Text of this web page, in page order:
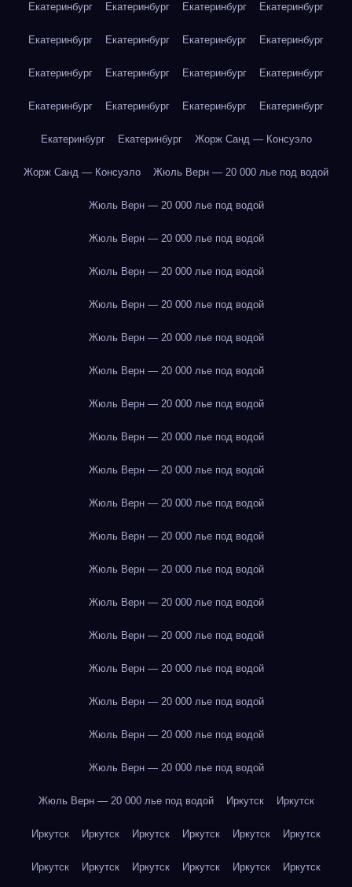
Екатеринбург Екатеринбург Екатеринбург Екатеринбург
Екатеринбург Екатеринбург Екатеринбург Екатеринбург
Екатеринбург Екатеринбург Екатеринбург Екатеринбург
Екатеринбург Екатеринбург Екатеринбург Екатеринбург
Екатеринбург Екатеринбург Жорж Санд — Консуэло
Жорж Санд — Консуэло Жюль Верн — 20 000 лье под водой
Жюль Верн — 20 000 лье под водой
Жюль Верн — 20 000 лье под водой
Жюль Верн — 20 000 лье под водой
Жюль Верн — 20 000 лье под водой
Жюль Верн — 20 000 лье под водой
Жюль Верн — 20 000 лье под водой
Жюль Верн — 20 000 лье под водой
Жюль Верн — 20 000 лье под водой
Жюль Верн — 20 000 лье под водой
Жюль Верн — 20 000 лье под водой
Жюль Верн — 20 000 лье под водой
Жюль Верн — 20 000 лье под водой
Жюль Верн — 20 000 лье под водой
Жюль Верн — 20 000 лье под водой
Жюль Верн — 20 000 лье под водой
Жюль Верн — 20 000 лье под водой
Жюль Верн — 20 000 лье под водой
Жюль Верн — 20 000 лье под водой
Жюль Верн — 20 000 лье под водой Иркутск Иркутск
Иркутск Иркутск Иркутск Иркутск Иркутск Иркутск
Иркутск Иркутск Иркутск Иркутск Иркутск Иркутск